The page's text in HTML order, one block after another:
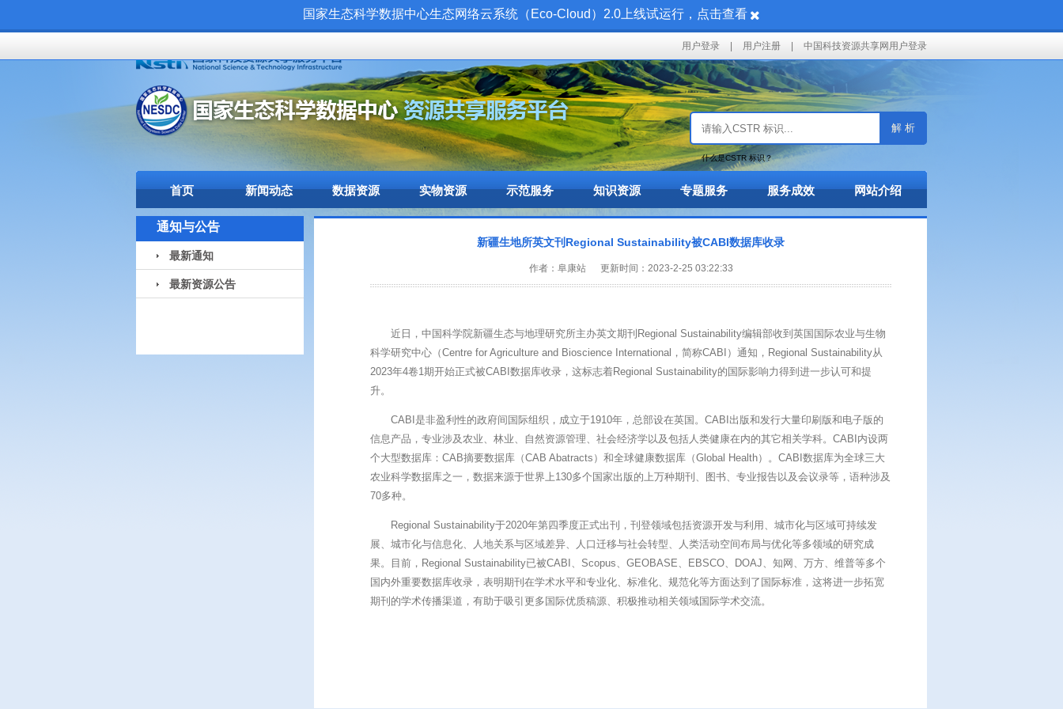
国家生态科学数据中心生态网络云系统（Eco-Cloud）2.0上线试运行，点击查看
用户登录 用户注册 中国科技资源共享网用户登录
解 析
什么是CSTR 标识？
首页 新闻动态 数据资源 实物资源 示范服务 知识资源 专题服务 服务成效 网站介绍
通知与公告
最新通知
最新资源公告
新疆生地所英文刊Regional Sustainability被CABI数据库收录
作者：阜康站 更新时间：2023-2-25 03:22:33
近日，中国科学院新疆生态与地理研究所主办英文期刊Regional Sustainability编辑部收到英国国际农业与生物
科学研究中心（Centre for Agriculture and Bioscience International，简称CABI）通知，Regional Sustainability从
2023年4卷1期开始正式被CABI数据库收录，这标志着Regional Sustainability的国际影响力得到进一步认可和提
升。
CABI是非盈利性的政府间国际组织，成立于1910年，总部设在英国。CABI出版和发行大量印刷版和电子版的
信息产品，专业涉及农业、林业、自然资源管理、社会经济学以及包括人类健康在内的其它相关学科。CABI内设两
个大型数据库：CAB摘要数据库（CAB Abatracts）和全球健康数据库（Global Health）。CABI数据库为全球三大
农业科学数据库之一，数据来源于世界上130多个国家出版的上万种期刊、图书、专业报告以及会议录等，语种涉及
70多种。
Regional Sustainability于2020年第四季度正式出刊，刊登领域包括资源开发与利用、城市化与区域可持续发
展、城市化与信息化、人地关系与区域差异、人口迁移与社会转型、人类活动空间布局与优化等多领域的研究成
果。目前，Regional Sustainability已被CABI、Scopus、GEOBASE、EBSCO、DOAJ、知网、万方、维普等多个
国内外重要数据库收录，表明期刊在学术水平和专业化、标准化、规范化等方面达到了国际标准，这将进一步拓宽
期刊的学术传播渠道，有助于吸引更多国际优质稿源、积极推动相关领域国际学术交流。